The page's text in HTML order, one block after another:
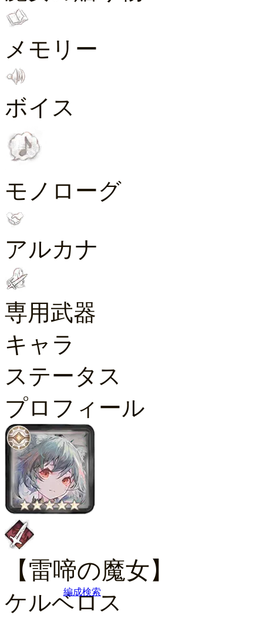
メモリー
ボイス
モノローグ
アルカナ
専用武器
キャラ
ステータス
プロフィール
【雷啼の魔女】
ケルベロス
編成検索